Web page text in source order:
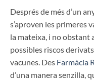
Després de més d’un
s’aproven les primeres
la mateixa, i no obstant
possibles riscos
vacunes. Des Farmàcia
d’una manera senzilla,